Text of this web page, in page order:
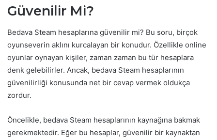
Güvenilir Mi?
Bedava Steam hesaplarına güvenilir mi? Bu soru, birçok
oyunseverin aklını kurcalayan bir konudur. Özellikle online
oyunlar oynayan kişiler, zaman zaman bu tür hesaplara
denk gelebilirler. Ancak, bedava Steam hesaplarının
güvenilirliği konusunda net bir cevap vermek oldukça
zordur.
Öncelikle, bedava Steam hesaplarının kaynağına bakmak
gerekmektedir. Eğer bu hesaplar, güvenilir bir kaynaktan